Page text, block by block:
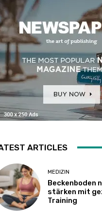
ARTICLES
MEDIZIN
Beckenboden
stärken mit
Training